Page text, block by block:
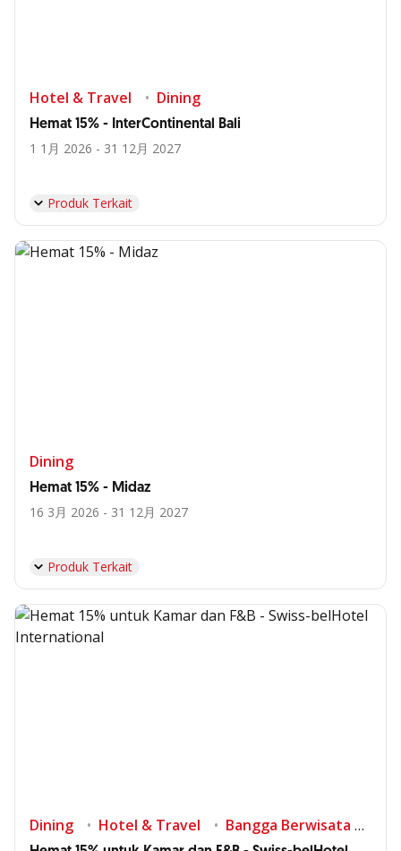
Hotel & Travel Dining
Hemat 15% - InterContinental Bali
1 1月 2026 - 31 12月 2027
Produk Terkait
Dining
Hemat 15% - Midaz
16 3月 2026 - 31 12月 2027
Produk Terkait
Dining Hotel & Travel Bangga Berwisata di Indonesia